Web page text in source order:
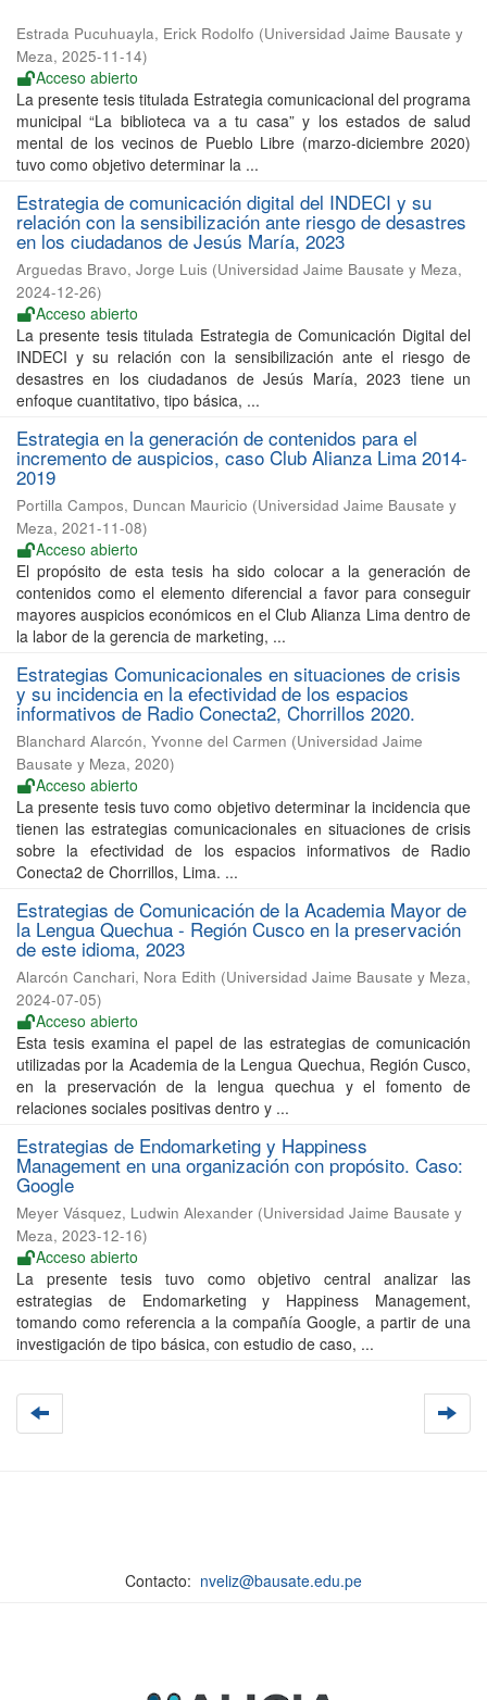
Estrada Pucuhuayla, Erick Rodolfo (Universidad Jaime Bausate y
Meza, 2025-11-14)
Acceso abierto
La presente tesis titulada Estrategia comunicacional del programa
municipal “La biblioteca va a tu casa” y los estados de salud
mental de los vecinos de Pueblo Libre (marzo-diciembre 2020)
tuvo como objetivo determinar la ...
Estrategia de comunicación digital del INDECI y su
relación con la sensibilización ante riesgo de desastres
en los ciudadanos de Jesús María, 2023
Arguedas Bravo, Jorge Luis (Universidad Jaime Bausate y Meza,
2024-12-26)
Acceso abierto
La presente tesis titulada Estrategia de Comunicación Digital del
INDECI y su relación con la sensibilización ante el riesgo de
desastres en los ciudadanos de Jesús María, 2023 tiene un
enfoque cuantitativo, tipo básica, ...
Estrategia en la generación de contenidos para el
incremento de auspicios, caso Club Alianza Lima 2014-
2019
Portilla Campos, Duncan Mauricio (Universidad Jaime Bausate y
Meza, 2021-11-08)
Acceso abierto
El propósito de esta tesis ha sido colocar a la generación de
contenidos como el elemento diferencial a favor para conseguir
mayores auspicios económicos en el Club Alianza Lima dentro de
la labor de la gerencia de marketing, ...
Estrategias Comunicacionales en situaciones de crisis
y su incidencia en la efectividad de los espacios
informativos de Radio Conecta2, Chorrillos 2020.
Blanchard Alarcón, Yvonne del Carmen (Universidad Jaime
Bausate y Meza, 2020)
Acceso abierto
La presente tesis tuvo como objetivo determinar la incidencia que
tienen las estrategias comunicacionales en situaciones de crisis
sobre la efectividad de los espacios informativos de Radio
Conecta2 de Chorrillos, Lima. ...
Estrategias de Comunicación de la Academia Mayor de
la Lengua Quechua - Región Cusco en la preservación
de este idioma, 2023
Alarcón Canchari, Nora Edith (Universidad Jaime Bausate y Meza,
2024-07-05)
Acceso abierto
Esta tesis examina el papel de las estrategias de comunicación
utilizadas por la Academia de la Lengua Quechua, Región Cusco,
en la preservación de la lengua quechua y el fomento de
relaciones sociales positivas dentro y ...
Estrategias de Endomarketing y Happiness
Management en una organización con propósito. Caso:
Google
Meyer Vásquez, Ludwin Alexander (Universidad Jaime Bausate y
Meza, 2023-12-16)
Acceso abierto
La presente tesis tuvo como objetivo central analizar las
estrategias de Endomarketing y Happiness Management,
tomando como referencia a la compañía Google, a partir de una
investigación de tipo básica, con estudio de caso, ...
Contacto: nveliz@bausate.edu.pe